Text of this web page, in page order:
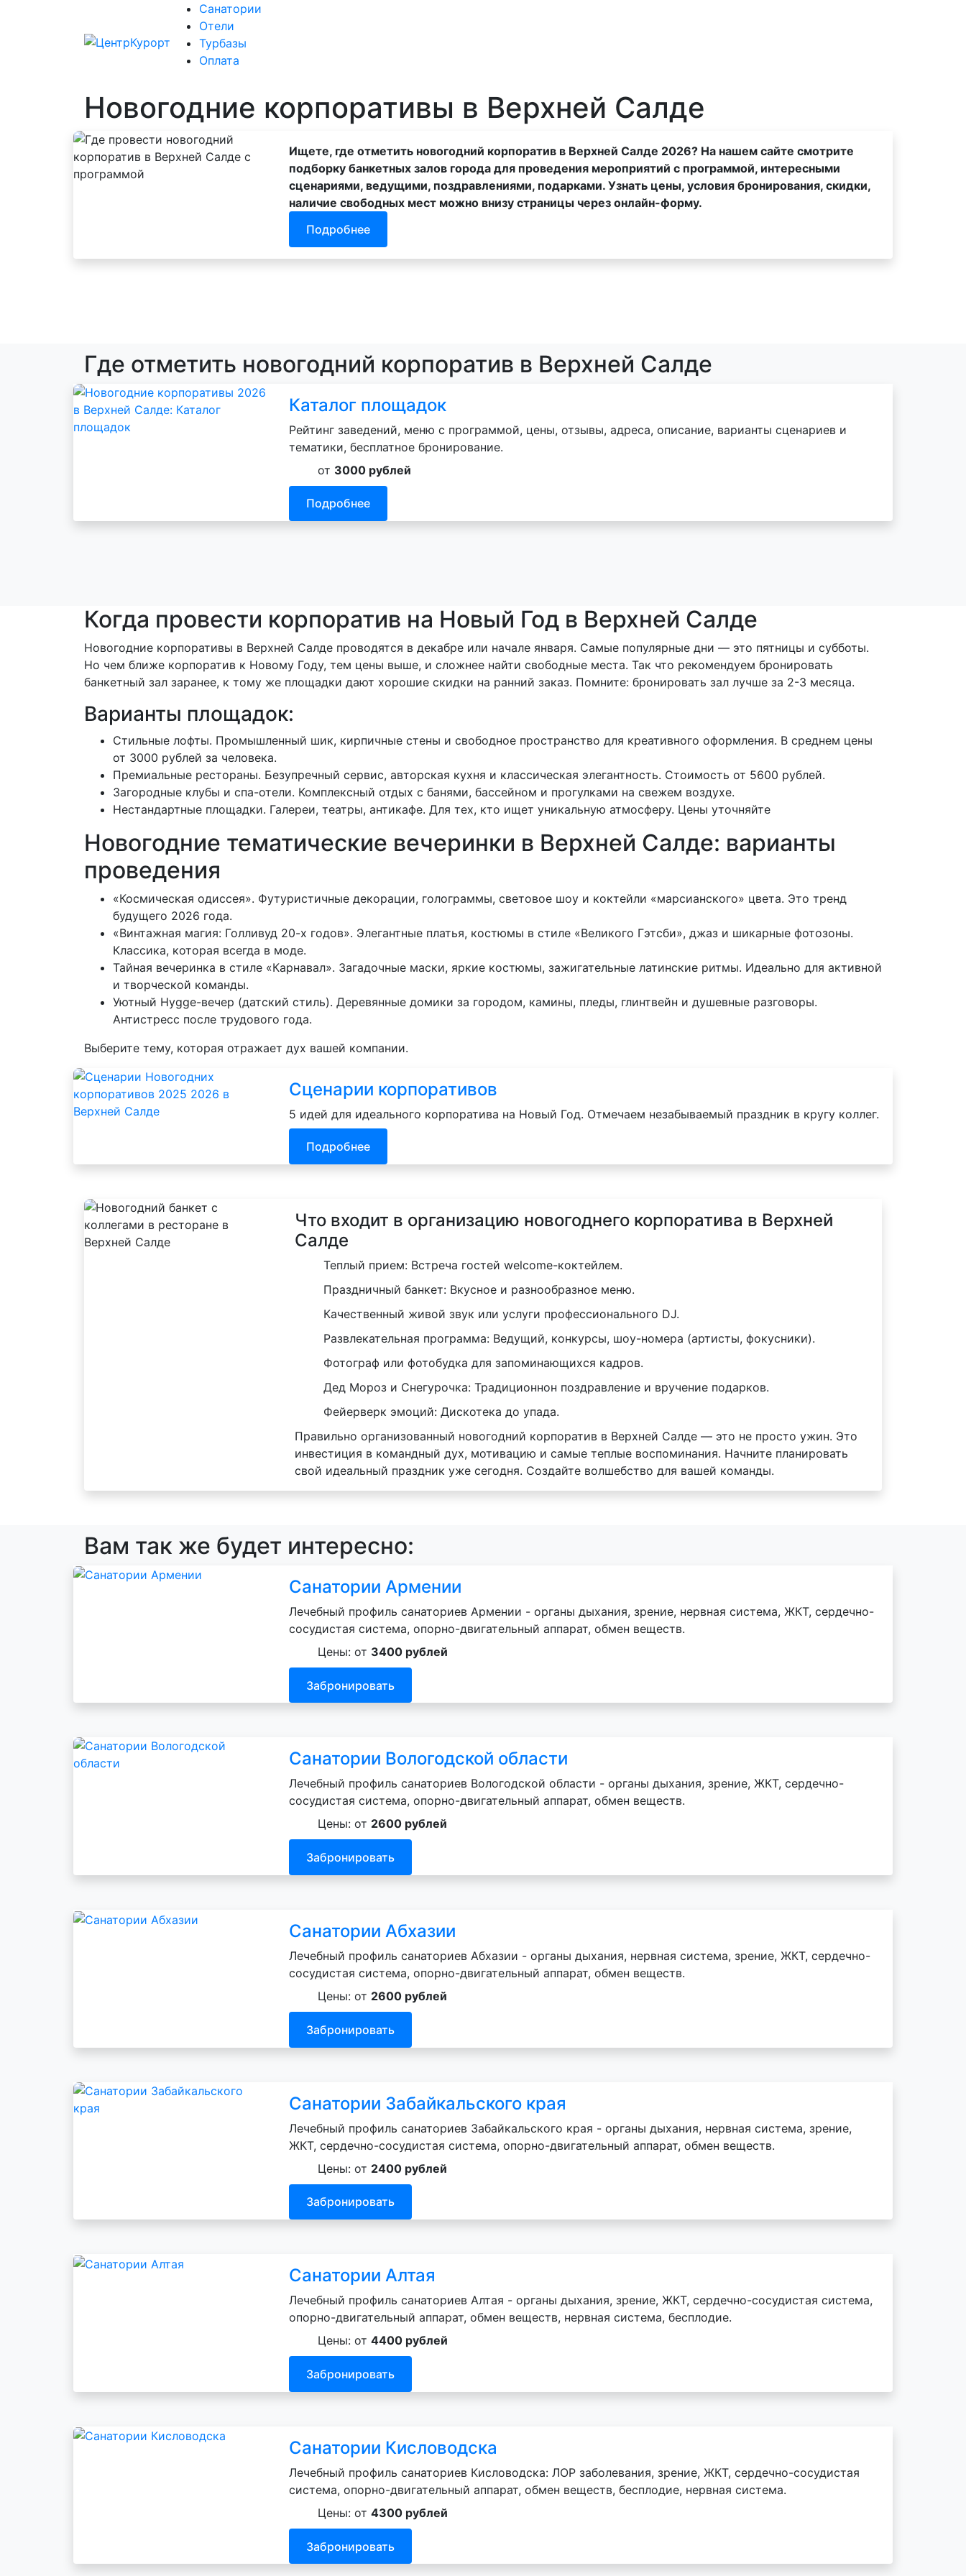
Санатории
Отели
Турбазы
Оплата
Новогодние корпоративы в Верхней Салде
Ищете, где отметить новогодний корпоратив в Верхней Салде 2026? На нашем сайте смотрите
подборку банкетных залов города для проведения мероприятий с программой, интересными
сценариями, ведущими, поздравлениями, подарками. Узнать цены, условия бронирования, скидки,
наличие свободных мест можно внизу страницы через онлайн-форму.
Подробнее
Где отметить новогодний корпоратив в Верхней Салде
Каталог площадок
Рейтинг заведений, меню с программой, цены, отзывы, адреса, описание, варианты сценариев и
тематики, бесплатное бронирование.
от 3000 рублей
Подробнее
Когда провести корпоратив на Новый Год в Верхней Салде
Новогодние корпоративы в Верхней Салде проводятся в декабре или начале января. Самые популярные дни — это пятницы и субботы.
Но чем ближе корпоратив к Новому Году, тем цены выше, и сложнее найти свободные места. Так что рекомендуем бронировать
банкетный зал заранее, к тому же площадки дают хорошие скидки на ранний заказ. Помните: бронировать зал лучше за 2-3 месяца.
Варианты площадок:
Стильные лофты. Промышленный шик, кирпичные стены и свободное пространство для креативного оформления. В среднем цены
от 3000 рублей за человека.
Премиальные рестораны. Безупречный сервис, авторская кухня и классическая элегантность. Стоимость от 5600 рублей.
Загородные клубы и спа-отели. Комплексный отдых с банями, бассейном и прогулками на свежем воздухе.
Нестандартные площадки. Галереи, театры, антикафе. Для тех, кто ищет уникальную атмосферу. Цены уточняйте
Новогодние тематические вечеринки в Верхней Салде: варианты
проведения
«Космическая одиссея». Футуристичные декорации, голограммы, световое шоу и коктейли «марсианского» цвета. Это тренд
будущего 2026 года.
«Винтажная магия: Голливуд 20-х годов». Элегантные платья, костюмы в стиле «Великого Гэтсби», джаз и шикарные фотозоны.
Классика, которая всегда в моде.
Тайная вечеринка в стиле «Карнавал». Загадочные маски, яркие костюмы, зажигательные латинские ритмы. Идеально для активной
и творческой команды.
Уютный Hygge-вечер (датский стиль). Деревянные домики за городом, камины, пледы, глинтвейн и душевные разговоры.
Антистресс после трудового года.
Выберите тему, которая отражает дух вашей компании.
Сценарии корпоративов
5 идей для идеального корпоратива на Новый Год. Отмечаем незабываемый праздник в кругу коллег.
Подробнее
Что входит в организацию новогоднего корпоратива в Верхней
Салде
Теплый прием: Встреча гостей welcome-коктейлем.
Праздничный банкет: Вкусное и разнообразное меню.
Качественный живой звук или услуги профессионального DJ.
Развлекательная программа: Ведущий, конкурсы, шоу-номера (артисты, фокусники).
Фотограф или фотобудка для запоминающихся кадров.
Дед Мороз и Снегурочка: Традиционнон поздравление и вручение подарков.
Фейерверк эмоций: Дискотека до упада.
Правильно организованный новогодний корпоратив в Верхней Салде — это не просто ужин. Это
инвестиция в командный дух, мотивацию и самые теплые воспоминания. Начните планировать
свой идеальный праздник уже сегодня. Создайте волшебство для вашей команды.
Вам так же будет интересно:
Санатории Армении
Лечебный профиль санаториев Армении - органы дыхания, зрение, нервная система, ЖКТ, сердечно-
сосудистая система, опорно-двигательный аппарат, обмен веществ.
Цены: от 3400 рублей
Забронировать
Санатории Вологодской области
Лечебный профиль санаториев Вологодской области - органы дыхания, зрение, ЖКТ, сердечно-
сосудистая система, опорно-двигательный аппарат, обмен веществ.
Цены: от 2600 рублей
Забронировать
Санатории Абхазии
Лечебный профиль санаториев Абхазии - органы дыхания, нервная система, зрение, ЖКТ, сердечно-
сосудистая система, опорно-двигательный аппарат, обмен веществ.
Цены: от 2600 рублей
Забронировать
Санатории Забайкальского края
Лечебный профиль санаториев Забайкальского края - органы дыхания, нервная система, зрение,
ЖКТ, сердечно-сосудистая система, опорно-двигательный аппарат, обмен веществ.
Цены: от 2400 рублей
Забронировать
Санатории Алтая
Лечебный профиль санаториев Алтая - органы дыхания, зрение, ЖКТ, сердечно-сосудистая система,
опорно-двигательный аппарат, обмен веществ, нервная система, бесплодие.
Цены: от 4400 рублей
Забронировать
Санатории Кисловодска
Лечебный профиль санаториев Кисловодска: ЛОР заболевания, зрение, ЖКТ, сердечно-сосудистая
система, опорно-двигательный аппарат, обмен веществ, бесплодие, нервная система.
Цены: от 4300 рублей
Забронировать